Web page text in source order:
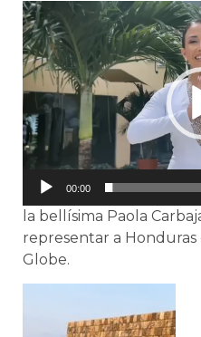
Reproductor
de
vídeo
00:00
la bellísima Paola
representar a
Globe.